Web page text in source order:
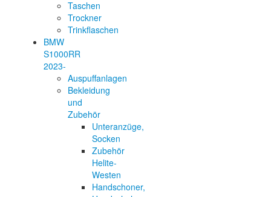
Taschen
Trockner
Trinkflaschen
BMW
S1000RR
2023-
Auspuffanlagen
Bekleidung
und
Zubehör
Unteranzüge,
Socken
Zubehör
Helite-
Westen
Handschoner,